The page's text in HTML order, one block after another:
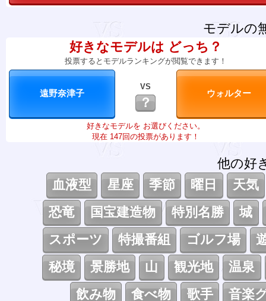
モデルの
好きなモデルは どっち？
投票するとモデルランキングが閲覧できます！
VS
？
好きなモデルを お選びください。
現在 147回の投票があります！
他の好
血液型
星座 季節 曜日
天気
恐竜
国宝建造物 特別名勝
城
スポーツ
特撮番組 ゴルフ場
秘境
景勝地 山 観光地
温泉
飲み物
食べ物 歌手
音楽